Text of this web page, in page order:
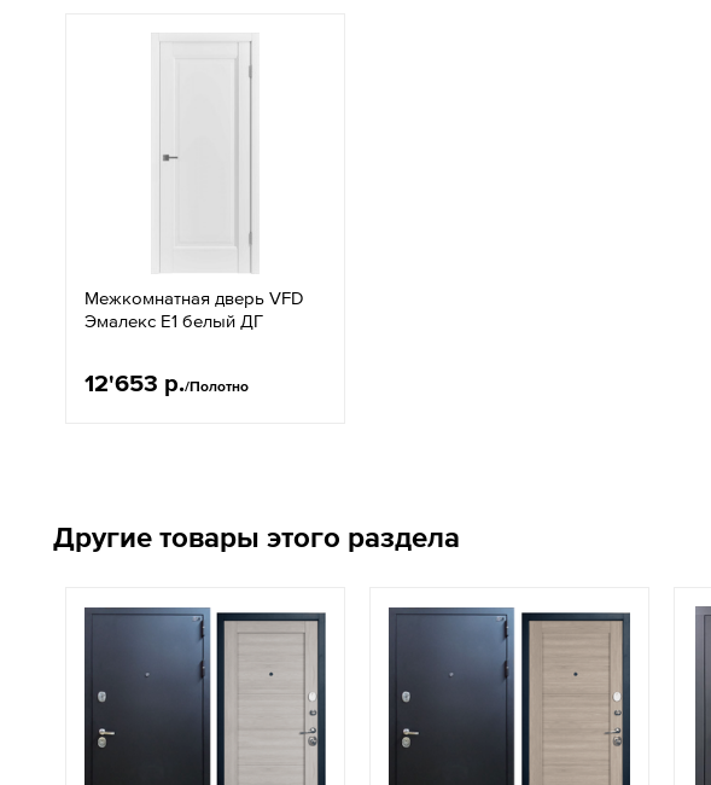
Межкомнатная дверь VFD
Эмалекс E1 белый ДГ
12'653 р./Полотно
Другие товары этого раздела